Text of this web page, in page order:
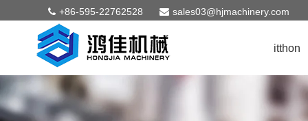
+86-595-22762528 sales03@hjmachinery.com
itthon